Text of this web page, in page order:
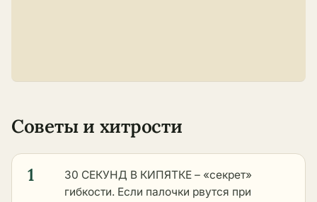
Советы и хитрости
1
30 СЕКУНД В КИПЯТКЕ – «секрет»
гибкости. Если палочки рвутся при